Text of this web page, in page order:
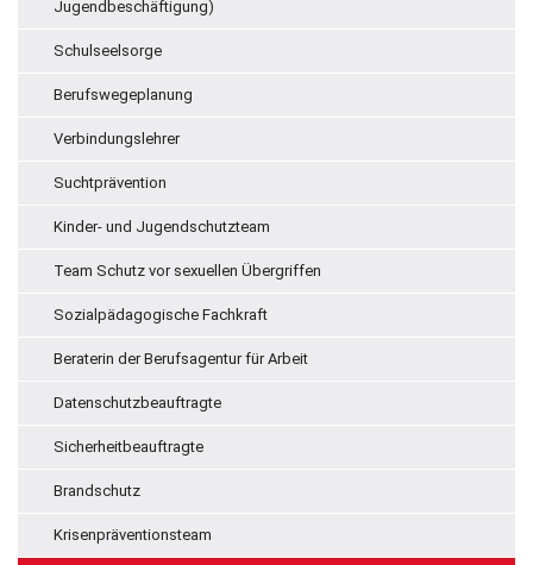
Jugendbeschäftigung)
Schulseelsorge
Berufswegeplanung
Verbindungslehrer
Suchtprävention
Kinder- und Jugendschutzteam
Team Schutz vor sexuellen Übergriffen
Sozialpädagogische Fachkraft
Beraterin der Berufsagentur für Arbeit
Datenschutzbeauftragte
Sicherheitbeauftragte
Brandschutz
Krisenpräventionsteam